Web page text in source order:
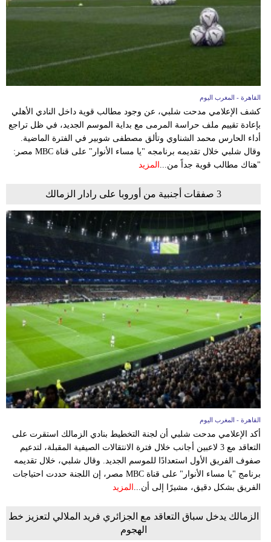
فيديو
القاهرة - المغرب اليوم
كشف الإعلامي مدحت شلبي، عن وجود مطالب قوية داخل النادي الأهلي
بإعادة تقييم ملف حراسة المرمى مع بداية الموسم الجديد، في ظل تراجع
أداء الحارس محمد الشناوي وتألق مصطفى شوبير في الفترة الماضية.
وقال شلبي خلال تقديمه برنامجه "يا مساء الأنوار" على قناة MBC مصر:
"هناك مطالب قوية جداً من... المزيد
3 صفقات أجنبية من أوروبا على رادار الزمالك
القاهرة - المغرب اليوم
أكد الإعلامي مدحت شلبي أن لجنة التخطيط بنادي الزمالك استقرت على
التعاقد مع 3 لاعبين أجانب خلال فترة الانتقالات الصيفية المقبلة، لتدعيم
صفوف الفريق الأول استعدادًا للموسم الجديد. وقال شلبي، خلال تقديمه
برنامج "يا مساء الأنوار" على قناة MBC مصر، إن اللجنة حددت احتياجات
الفريق بشكل دقيق، مشيرًا إلى أن... المزيد
الزمالك يدخل سباق التعاقد مع الجزائري فريد الملالي لتعزيز خط
الهجوم